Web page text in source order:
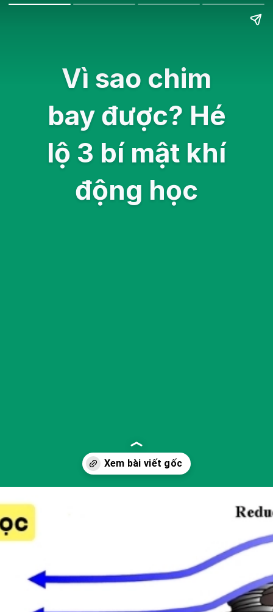
Vì sao chim
bay được? Hé
lộ 3 bí mật khí
động học
Đang mở https://yeukhoahoc.edu.vn/vi-sao-chim-bay-duoc